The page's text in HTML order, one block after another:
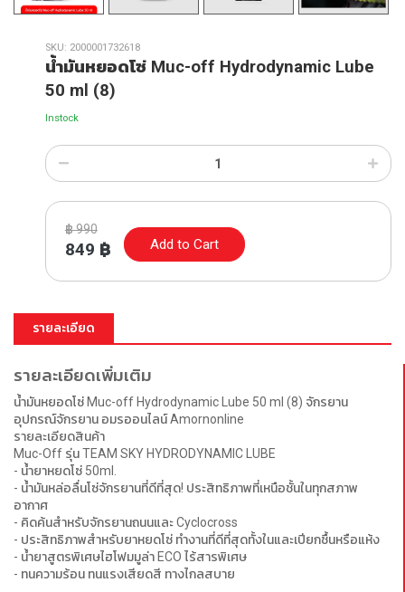
SKU: 2000001732618
น้ำมันหยอดโซ่ Muc-off Hydrodynamic Lube
50 ml (8)
Instock
฿990
849 ฿ Add to Cart
รายละเอียด
รายละเอียดเพิ่มเติม
น้ำมันหยอดโซ่ Muc-off Hydrodynamic Lube 50 ml (8) จักรยาน
อุปกรณ์จักรยาน อมรออนไลน์ Amornonline
รายละเอียดสินค้า
Muc-Off รุ่น TEAM SKY HYDRODYNAMIC LUBE
- น้ำยาหยดโซ่ 50ml.
- น้ำมันหล่อลื่นโซ่จักรยานที่ดีที่สุด! ประสิทธิภาพที่เหนือชั้นในทุกสภาพ
อากาศ
- คิดค้นสำหรับจักรยานถนนและ Cyclocross
- ประสิทธิภาพสำหรับยาหยดโซ่ ทำงานที่ดีที่สุดทั้งในและเปียกชื้นหรือแห้ง
- น้ำยาสูตรพิเศษไฮโฟมมูล่า ECO ไร้สารพิเศษ
- ทนความร้อน ทนแรงเสียดสี ทางไกลสบาย